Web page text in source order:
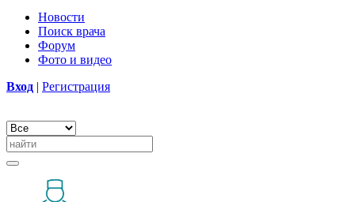
Новости
Поиск врача
Форум
Фото и видео
Вход | Регистрация